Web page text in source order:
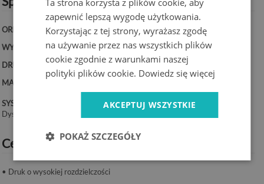
ORIENTACJA:Pozioma
WYMIARY:
100x50 cm, 125x50 cm, 120x60 cm, 140x70 cm
DRUK:
UV – trwałe kolory
MATERIAŁ:
SYSTEM MONTAŻU:
Dystanse lub taśma montażowa.
Cechy produktu:
• Druk o wysokiej rozdzielczości
zapewnić lepszą wygodę użytkowania.
Korzystając z tej strony, wyrażasz zgodę
na używanie przez nas wszystkich plików
cookie zgodnie z warunkami naszej
polityki plików cookie. Dowiedz się więcej
AKCEPTUJ WSZYSTKIE
POKAŻ SZCZEGÓŁY